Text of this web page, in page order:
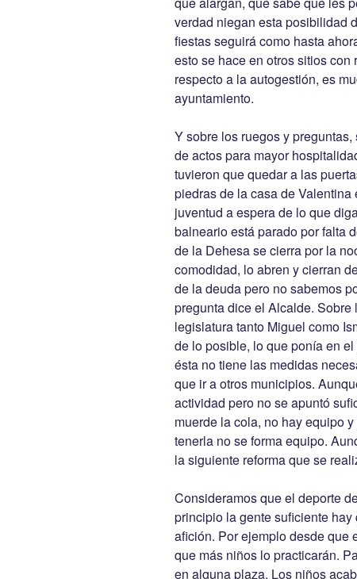
verdad niegan esta posibilidad
fiestas seguirá como hasta
esto se hace en otros sitios
respecto a la autogestión, es
ayuntamiento.
Y sobre los ruegos y
de actos para mayor
tuvieron que quedar a las
piedras de la casa de
juventud a espera de lo que
balneario está parado por falta
de la Dehesa se cierra por la
comodidad, lo abren y cierran
de la deuda pero no sabemos
pregunta dice el Alcalde.
legislatura tanto Miguel como
de lo posible, lo que ponía en
ésta no tiene las medidas
que ir a otros municipios.
actividad pero no se apuntó
muerde la cola, no hay equipo
tenerla no se forma equipo.
la siguiente reforma que se
Consideramos que el deporte
principio la gente suficiente
afición. Por ejemplo desde que
que más niños lo practicarán.
en alguna plaza. Los niños